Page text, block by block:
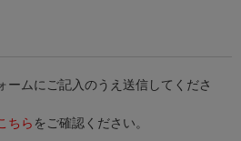
ームにご記入のうえ送信してくださ
ちら をご確認ください。